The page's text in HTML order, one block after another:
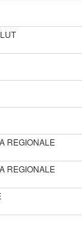
REGIONALE
REGIONALE